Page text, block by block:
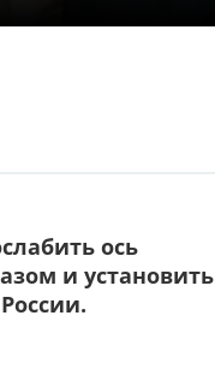
ось
и установить